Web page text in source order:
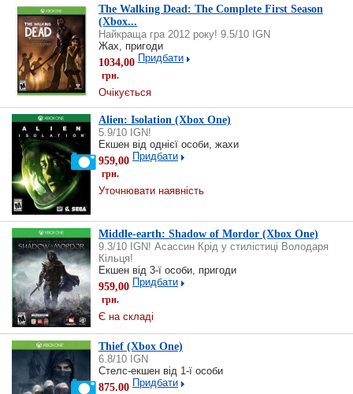
The Walking Dead: The Complete First Season
(Xbox...
Найкраща гра 2012 року! 9.5/10 IGN
Жах, пригоди
1034,00
грн.
Придбати
Очікується
Alien: Isolation (Xbox One)
5.9/10 IGN!
Екшен від однієї особи, жахи
959,00
грн.
Придбати
Уточнювати наявність
Middle-earth: Shadow of Mordor (Xbox One)
9.3/10 IGN! Асассин Крід у стилістиці Володаря
Кільця!
Екшен від 3-ї особи, пригоди
959,00
грн.
Придбати
Є на складі
Thief (Xbox One)
6.8/10 IGN
Стелс-екшен від 1-ї особи
875.00 Придбати